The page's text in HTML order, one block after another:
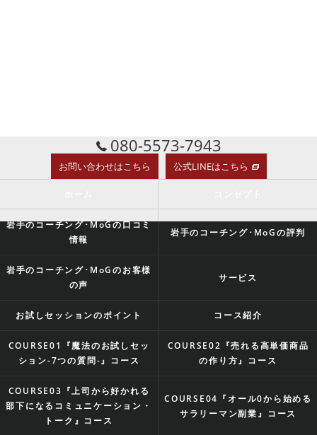
080-5573-7943
お問い合わせはこちら 公式LINEはこちら
岩手のコーチング･MoGの口コミ
情報
岩手のコーチング･MoGの評判
岩手のコーチング･MoGのお客様
の声
サービス
お試しセッションのポイント コース紹介
COURSE01『魔法のお試しセッ
ション-7つの質問-』コース
COURSE02『売れる高単価商品
の作り方』コース
COURSE03『上司から好かれる
部下になるコミュニケーション・
トーク』コース
COURSE04『オール0から始める
サラリーマン副業』コース